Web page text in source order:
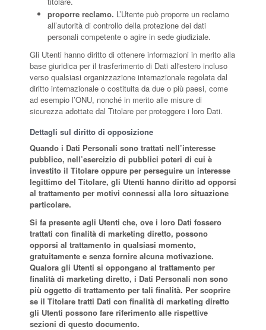
proporre reclamo. L’Utente può proporre un reclamo
all’autorità di controllo della protezione dei dati
personali competente o agire in sede giudiziale.
Gli Utenti hanno diritto di ottenere informazioni in merito alla
base giuridica per il trasferimento di Dati all'estero incluso
verso qualsiasi organizzazione internazionale regolata dal
diritto internazionale o costituita da due o più paesi, come
ad esempio l’ONU, nonché in merito alle misure di
sicurezza adottate dal Titolare per proteggere i loro Dati.
Dettagli sul diritto di opposizione
Quando i Dati Personali sono trattati nell’interesse
pubblico, nell’esercizio di pubblici poteri di cui è
investito il Titolare oppure per perseguire un interesse
legittimo del Titolare, gli Utenti hanno diritto ad opporsi
al trattamento per motivi connessi alla loro situazione
particolare.
Si fa presente agli Utenti che, ove i loro Dati fossero
trattati con finalità di marketing diretto, possono
opporsi al trattamento in qualsiasi momento,
gratuitamente e senza fornire alcuna motivazione.
Qualora gli Utenti si oppongano al trattamento per
finalità di marketing diretto, i Dati Personali non sono
più oggetto di trattamento per tali finalità. Per scoprire
se il Titolare tratti Dati con finalità di marketing diretto
gli Utenti possono fare riferimento alle rispettive
sezioni di questo documento.